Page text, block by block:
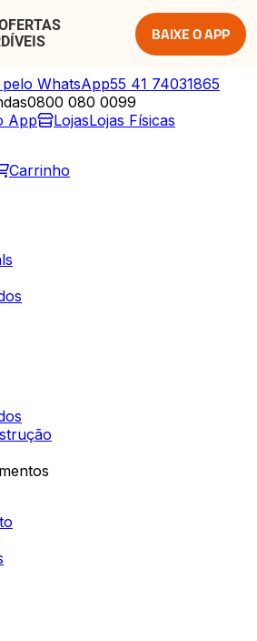
BAIXE O APP
WhatsApp55 41 74031865
0800 080 0099
App LojasLojas Físicas
Carrinho